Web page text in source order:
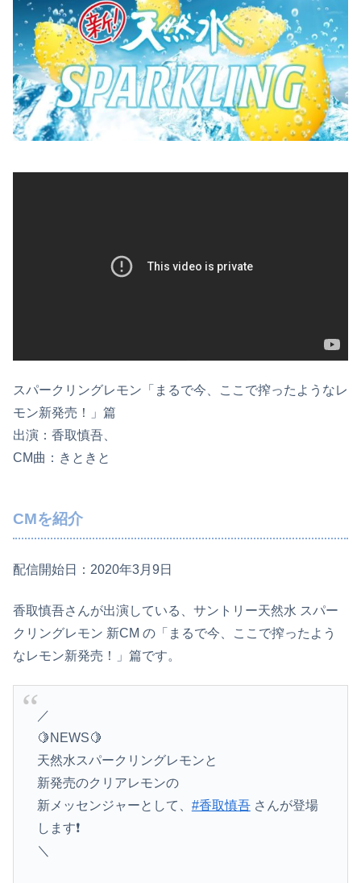
スパークリングレモン「まるで今、ここで搾ったようなレ
モン新発売！」篇
出演：香取慎吾、
CM曲：きときと
CMを紹介
配信開始日：2020年3月9日
香取慎吾さんが出演している、サントリー天然水 スパー
クリングレモン 新CM の「まるで今、ここで搾ったよう
なレモン新発売！」篇です。
／
🍋NEWS🍋
天然水スパークリングレモンと
新発売のクリアレモンの
新メッセンジャーとして、 #香取慎吾さんが登場
します❗️
＼